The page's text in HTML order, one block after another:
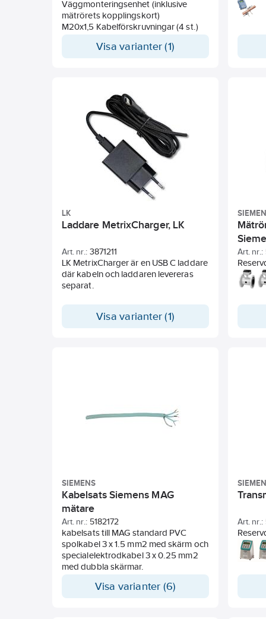
Väggmonteringsenhet (inklusive
mätrörets kopplingskort)
M20x1,5 Kabelförskruvningar (4 st.)
Visa varianter (1)
via
LK
Laddare MetrixCharger, LK
Art. nr.: 3871211
LK MetrixCharger är en USB C laddare
där kabeln och laddaren levereras
separat.
Visa varianter (1)
Art. nr.:
SIEMENS
Kabelsats Siemens MAG
mätare
Art. nr.: 5182172
kabelsats till MAG standard PVC
spolkabel 3 x 1.5 mm2 med skärm och
specialelektrodkabel 3 x 0.25 mm2
med dubbla skärmar.
Visa varianter (6)
Art. nr.: